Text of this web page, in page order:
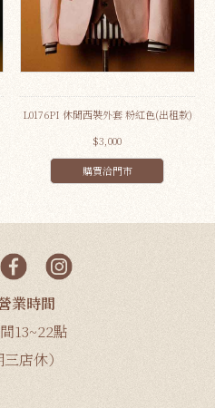
L0176PI 休閒西裝外套 粉紅色(出租款)
$3,000
購買洽門市
業時間
13~22點
三店休）